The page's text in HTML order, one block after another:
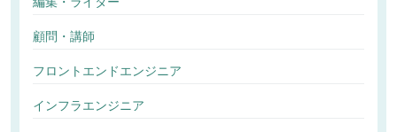
顧問・講師
フロントエンドエンジニア
インフラエンジニア